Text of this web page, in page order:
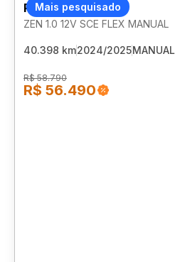
Mais pesquisado
RENAULT KWID
ZEN 1.0 12V SCE FLEX MANUAL
40.398 km2024/2025MANUAL
R$ 58.790
R$ 56.490